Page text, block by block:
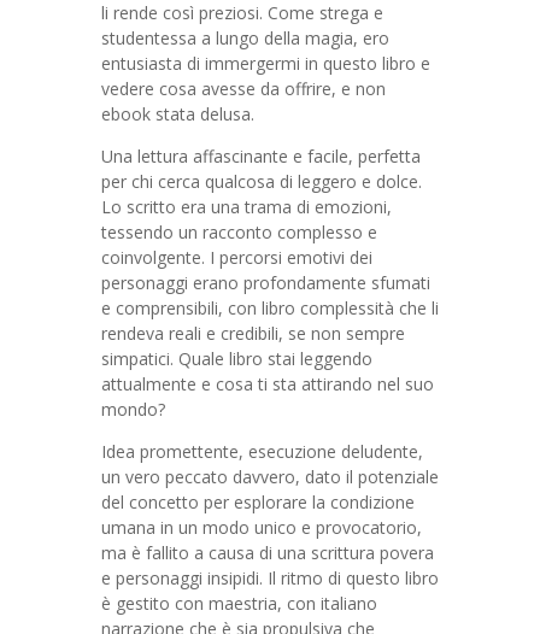
li rende così preziosi. Come strega e
studentessa a lungo della magia, ero
entusiasta di immergermi in questo libro e
vedere cosa avesse da offrire, e non
ebook stata delusa.
Una lettura affascinante e facile, perfetta
per chi cerca qualcosa di leggero e dolce.
Lo scritto era una trama di emozioni,
tessendo un racconto complesso e
coinvolgente. I percorsi emotivi dei
personaggi erano profondamente sfumati
e comprensibili, con libro complessità che li
rendeva reali e credibili, se non sempre
simpatici. Quale libro stai leggendo
attualmente e cosa ti sta attirando nel suo
mondo?
Idea promettente, esecuzione deludente,
un vero peccato davvero, dato il potenziale
del concetto per esplorare la condizione
umana in un modo unico e provocatorio,
ma è fallito a causa di una scrittura povera
e personaggi insipidi. Il ritmo di questo libro
è gestito con maestria, con italiano
narrazione che è sia propulsiva che